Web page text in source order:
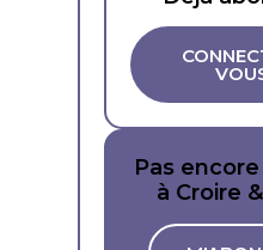
Pas
à Croire